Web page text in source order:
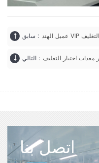
سابق :
التالي :
اتصل بنا